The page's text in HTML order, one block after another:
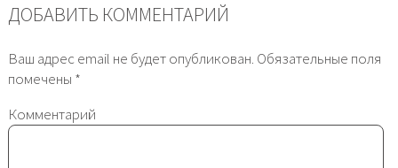
ДОБАВИТЬ КОММЕНТАРИЙ
Ваш адрес email не будет опубликован. Обязательные поля
помечены *
Комментарий